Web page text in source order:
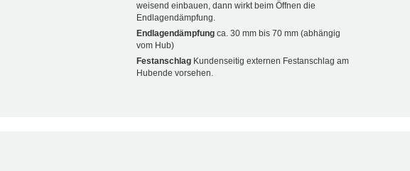
weisend einbauen, dann wirkt beim Öffnen die
Endlagendämpfung.
Endlagendämpfung ca. 30 mm bis 70 mm (abhängig
vom Hub)
Festanschlag Kundenseitig externen Festanschlag am
Hubende vorsehen.